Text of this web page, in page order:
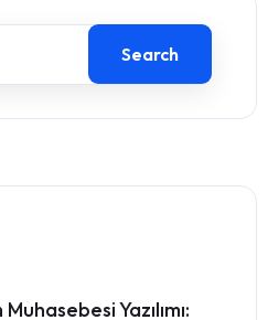
Search
Yazılımı: